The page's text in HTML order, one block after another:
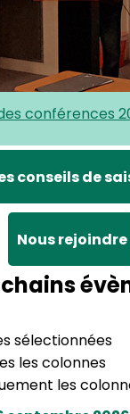
conférences
conseils de
Nous rejoindre